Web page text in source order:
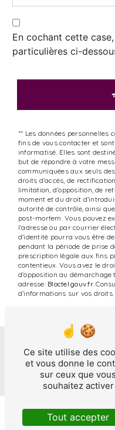
En cochant cette
particulières ci-
** Les données personnelles
fins de vous contacter et
informatisé. Elles sont
but de répondre à votre
communiquées aux seuls
droits d’accès, de
limitation, d’opposition, de
moment et du droit
autorité de contrôle, ainsi
post-mortem. Vous pouvez
l'adresse ou par courrier
d'identité pourra vous être
pendant la période de prise
prescription légale aux fins
contentieux. Vous avez le
d'opposition au démarchage
adresse: Bloctel.gouv.fr.
d’informations sur vos droits.
Nous
villes
Ce site utilise des
et vous donne le
sur ceux que vous
souhaitez activer
Tout accepter